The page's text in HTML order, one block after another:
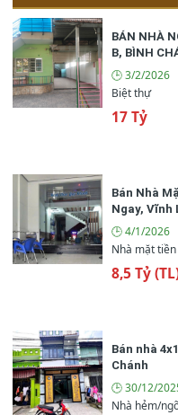
BÁN NHÀ
B, BÌNH
🕒 3/2/2026
Biệt thự
17 Tỷ
Bán Nhà
Ngay, Vĩnh
🕒 4/1/2026
Nhà mặt tiền
8,5 Tỷ
Bán nhà
Chánh
🕒 30/12/
Nhà hẻm/